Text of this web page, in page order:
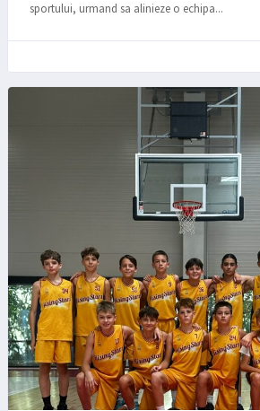
sportului, urmand sa alinieze o echipa...